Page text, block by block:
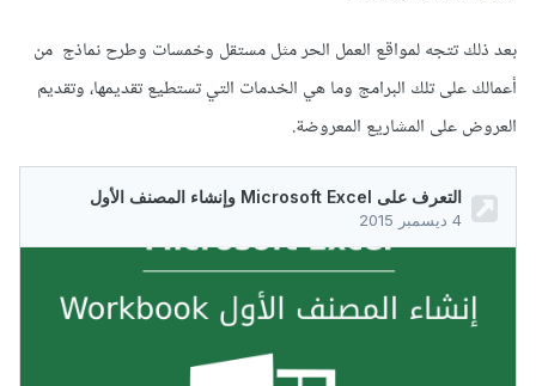
بعد ذلك تتجه لمواقع العمل الحر مثل مستقل وخمسات وطرح نماذج من
أعمالك على تلك البرامج وما هي الخدمات التي تستطيع تقديمها، وتقديم
العروض على المشاريع المعروضة.